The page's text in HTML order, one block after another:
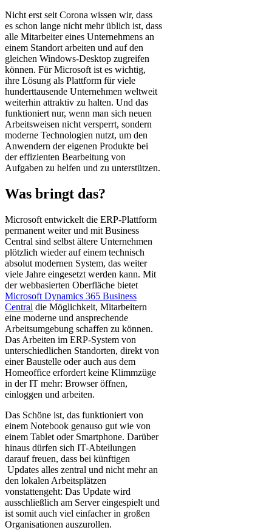
Nicht erst seit Corona wissen wir, dass
es schon lange nicht mehr üblich ist, dass
alle Mitarbeiter eines Unternehmens an
einem Standort arbeiten und auf den
gleichen Windows-Desktop zugreifen
können. Für Microsoft ist es wichtig,
ihre Lösung als Plattform für viele
hunderttausende Unternehmen weltweit
weiterhin attraktiv zu halten. Und das
funktioniert nur, wenn man sich neuen
Arbeitsweisen nicht versperrt, sondern
moderne Technologien nutzt, um den
Anwendern der eigenen Produkte bei
der effizienten Bearbeitung von
Aufgaben zu helfen und zu unterstützen.
Was bringt das?
Microsoft entwickelt die ERP-Plattform
permanent weiter und mit Business
Central sind selbst ältere Unternehmen
plötzlich wieder auf einem technisch
absolut modernen System, das weiter
viele Jahre eingesetzt werden kann. Mit
der webbasierten Oberfläche bietet
Microsoft Dynamics 365 Business
Central die Möglichkeit, Mitarbeitern
eine moderne und ansprechende
Arbeitsumgebung schaffen zu können.
Das Arbeiten im ERP-System von
unterschiedlichen Standorten, direkt von
einer Baustelle oder auch aus dem
Homeoffice erfordert keine Klimmzüge
in der IT mehr: Browser öffnen,
einloggen und arbeiten.
Das Schöne ist, das funktioniert von
einem Notebook genauso gut wie von
einem Tablet oder Smartphone. Darüber
hinaus dürfen sich IT-Abteilungen
darauf freuen, dass bei künftigen
Updates alles zentral und nicht mehr an
den lokalen Arbeitsplätzen
vonstattengeht: Das Update wird
ausschließlich am Server eingespielt und
ist somit auch viel einfacher in großen
Organisationen auszurollen.